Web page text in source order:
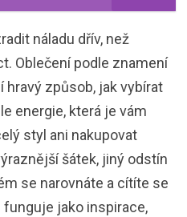
náladu dřív, než
Oblečení podle znamení
hravý způsob, jak vybírat
energie, která je vám
styl ani nakupovat
šátek, jiný odstín
se narovnáte a cítíte se
jako inspirace,